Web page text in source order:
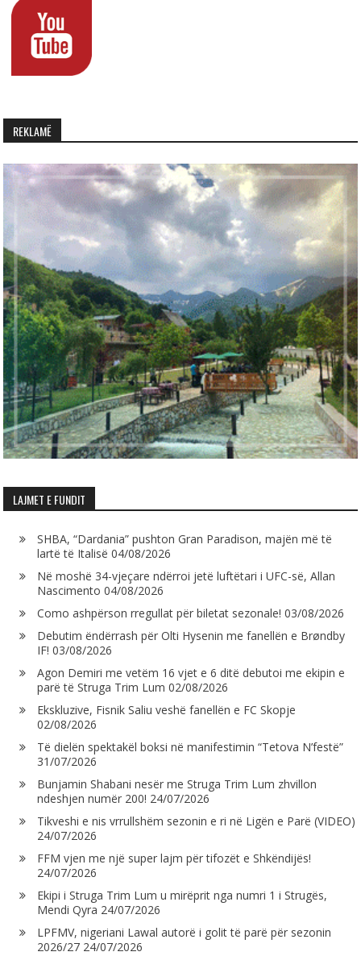
REKLAMË
LAJMET E FUNDIT
SHBA, “Dardania” pushton Gran Paradison, majën më të
lartë të Italisë 04/08/2026
Në moshë 34-vjeçare ndërroi jetë luftëtari i UFC-së, Allan
Nascimento 04/08/2026
Como ashpërson rregullat për biletat sezonale! 03/08/2026
Debutim ëndërrash për Olti Hysenin me fanellën e Brøndby
IF! 03/08/2026
Agon Demiri me vetëm 16 vjet e 6 ditë debutoi me ekipin e
parë të Struga Trim Lum 02/08/2026
Ekskluzive, Fisnik Saliu veshë fanellën e FC Skopje
02/08/2026
Të dielën spektakël boksi në manifestimin “Tetova N’festë”
31/07/2026
Bunjamin Shabani nesër me Struga Trim Lum zhvillon
ndeshjen numër 200! 24/07/2026
Tikveshi e nis vrrullshëm sezonin e ri në Ligën e Parë (VIDEO)
24/07/2026
FFM vjen me një super lajm për tifozët e Shkëndijës!
24/07/2026
Ekipi i Struga Trim Lum u mirëprit nga numri 1 i Strugës,
Mendi Qyra 24/07/2026
LPFMV, nigeriani Lawal autorë i golit të parë për sezonin
2026/27 24/07/2026